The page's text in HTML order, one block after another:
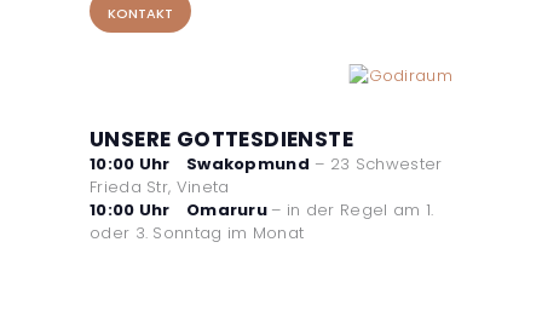
KONTAKT
UNSERE GOTTESDIENSTE
10:00 Uhr Swakopmund – 23 Schwester
Frieda Str, Vineta
10:00 Uhr Omaruru – in der Regel am 1.
oder 3. Sonntag im Monat